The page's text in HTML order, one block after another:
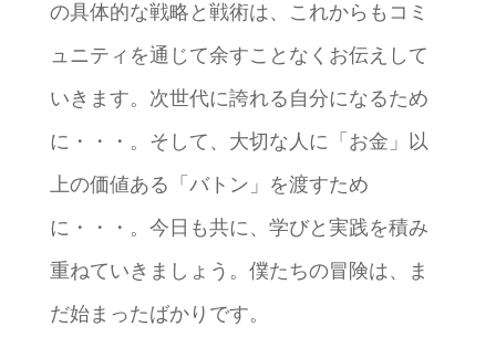
の具体的な戦略と戦術は、これからもコミ
ュニティを通じて余すことなくお伝えして
いきます。次世代に誇れる自分になるため
に・・・。そして、大切な人に「お金」以
上の価値ある「バトン」を渡すため
に・・・。今日も共に、学びと実践を積み
重ねていきましょう。僕たちの冒険は、ま
だ始まったばかりです。